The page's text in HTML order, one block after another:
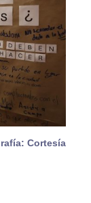
Cortesía